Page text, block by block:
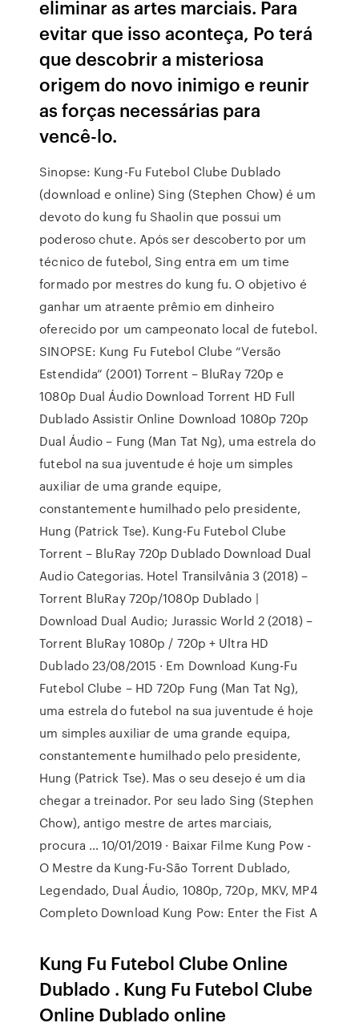
eliminar as artes marciais. Para
evitar que isso aconteça, Po terá
que descobrir a misteriosa
origem do novo inimigo e reunir
as forças necessárias para
vencê-lo.
Sinopse: Kung-Fu Futebol Clube Dublado
(download e online) Sing (Stephen Chow) é um
devoto do kung fu Shaolin que possui um
poderoso chute. Após ser descoberto por um
técnico de futebol, Sing entra em um time
formado por mestres do kung fu. O objetivo é
ganhar um atraente prêmio em dinheiro
oferecido por um campeonato local de futebol.
SINOPSE: Kung Fu Futebol Clube “Versão
Estendida” (2001) Torrent – BluRay 720p e
1080p Dual Áudio Download Torrent HD Full
Dublado Assistir Online Download 1080p 720p
Dual Áudio – Fung (Man Tat Ng), uma estrela do
futebol na sua juventude é hoje um simples
auxiliar de uma grande equipe,
constantemente humilhado pelo presidente,
Hung (Patrick Tse). Kung-Fu Futebol Clube
Torrent – BluRay 720p Dublado Download Dual
Audio Categorias. Hotel Transilvânia 3 (2018) –
Torrent BluRay 720p/1080p Dublado |
Download Dual Audio; Jurassic World 2 (2018) –
Torrent BluRay 1080p / 720p + Ultra HD
Dublado 23/08/2015 · Em Download Kung-Fu
Futebol Clube – HD 720p Fung (Man Tat Ng),
uma estrela do futebol na sua juventude é hoje
um simples auxiliar de uma grande equipa,
constantemente humilhado pelo presidente,
Hung (Patrick Tse). Mas o seu desejo é um dia
chegar a treinador. Por seu lado Sing (Stephen
Chow), antigo mestre de artes marciais,
procura … 10/01/2019 · Baixar Filme Kung Pow -
O Mestre da Kung-Fu-São Torrent Dublado,
Legendado, Dual Áudio, 1080p, 720p, MKV, MP4
Completo Download Kung Pow: Enter the Fist A
Kung Fu Futebol Clube Online
Dublado . Kung Fu Futebol Clube
Online Dublado online